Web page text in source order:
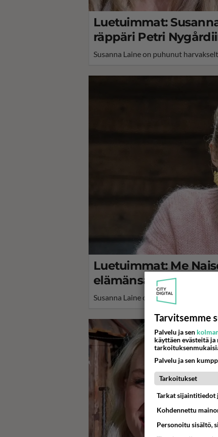
Luetuimmat:
räppäri Petri
Susanna Laine on puhunut
Luetuimmat: Me
elämänsä suurta
Susanna Laine on avannut
Tarvitsemme
Palvelu ja sen
käyttäen evästeitä
Palvelu ja sen
Tarkoitukset
Tarkat sijaintitiedot
Kohdennettu
Personoitu sisältö,